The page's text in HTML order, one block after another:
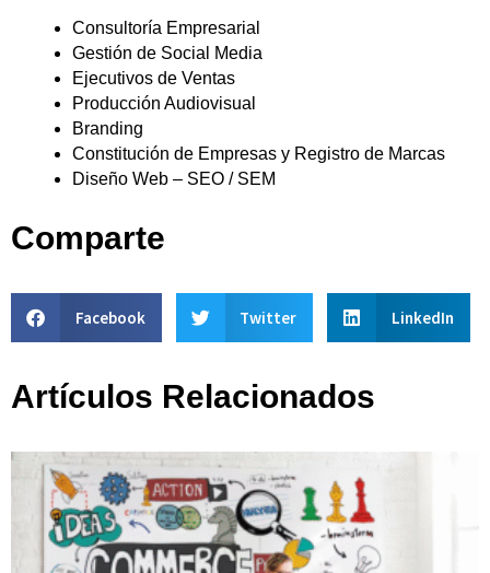
Consultoría Empresarial
Gestión de Social Media
Ejecutivos de Ventas
Producción Audiovisual
Branding
Constitución de Empresas y Registro de Marcas
Diseño Web – SEO / SEM
Comparte
Facebook Twitter LinkedIn
Artículos Relacionados